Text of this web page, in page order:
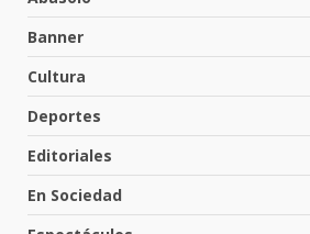
Banner
Cultura
Deportes
Editoriales
En Sociedad
3
8 de agosto de 2026
4
vidas.